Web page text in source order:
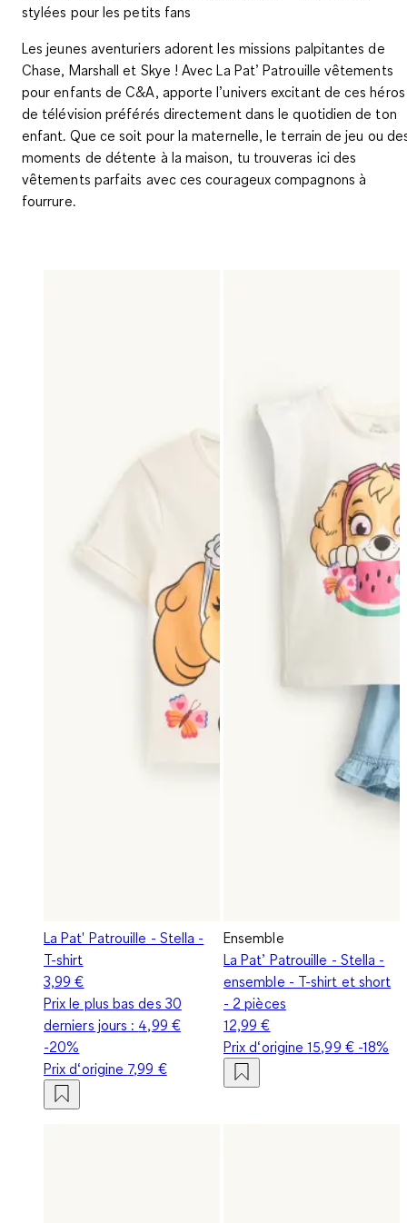
stylées pour les petits fans
Les jeunes aventuriers adorent les missions palpitantes de
Chase, Marshall et Skye ! AvecLa Pat’ Patrouille vêtements
pour enfants de C&A, apporte l’univers excitant de ces héros
de télévision préférés directement dans le quotidien de ton
enfant. Que ce soit pour la maternelle, le terrain de jeu ou
moments de détente à la maison, tu trouveras ici des
vêtements parfaits avec ces courageux compagnons à
fourrure.
La Pat' Patrouille - Stella -
T-shirt
3,99 €
Prix le plus bas des 30
derniers jours : 4,99 €
-20%
Prix d‘origine 7,99 €
Ensemble
La Pat’ Patrouille - Stella -
ensemble - T-shirt et short
- 2 pièces
12,99 €
Prix d‘origine15,99 €-18%